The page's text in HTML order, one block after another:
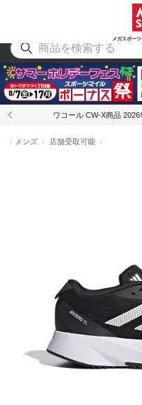
メガスポー
アウトドア
ワコール CW-X商品
メンズ 店舗受取可能